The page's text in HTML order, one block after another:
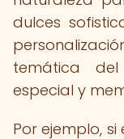
dulces
temática
especial y
Por ejemplo,